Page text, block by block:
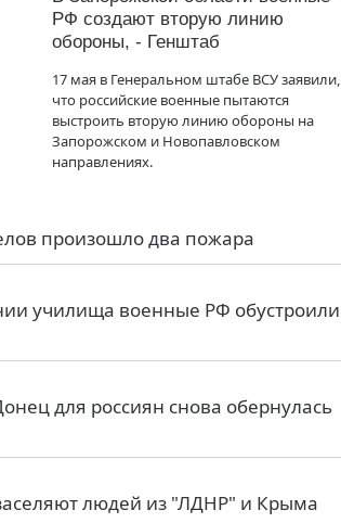
РФ создают вторую линию
обороны, - Генштаб
17 мая в Генеральном штабе ВСУ заявили,
что российские военные пытаются
выстроить вторую линию обороны на
Запорожском и Новопавловском
направлениях.
произошло два пожара
училища военные РФ обустроили
для россиян снова обернулась
людей из "ЛДНР" и Крыма